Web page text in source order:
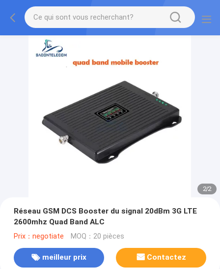
2/2
Réseau GSM DCS Booster du signal 20dBm 3G LTE
2600mhz Quad Band ALC
Prix：negotiate MOQ：20 pièces
meilleur prix Contactez